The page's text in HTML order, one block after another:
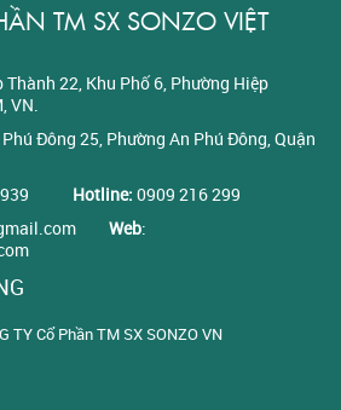
TM SX SONZO VIỆT
22, Khu Phố 6, Phường Hiệp
VN.
Đông 25, Phường An Phú Đông, Quận
2939 Hotline: 0909 216 299
Web:
TY Cổ Phần TM SX SONZO VN